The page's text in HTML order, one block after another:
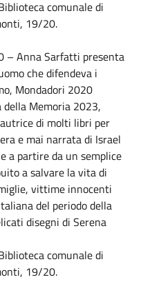
comunale di
19/20.
– Anna Sarfatti presenta
che difendeva i
Mondadori 2020
della Memoria 2023,
di molti libri per
e mai narrata di Israel
a partire da un semplice
a salvare la vita di
vittime innocenti
del periodo della
disegni di Serena
comunale di
19/20.